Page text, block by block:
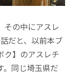
その中にアスレ
だと、以前本ブ
ク】のアスレチ
。同じ埼玉県だ